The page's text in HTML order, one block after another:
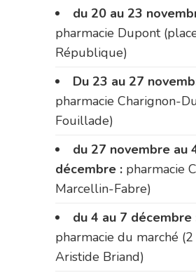
du 20 au 23
pharmacie Dupont
République)
Du 23 au 27
pharmacie Charignon-
Fouillade)
du 27 novembre au
décembre : pharmacie
Marcellin-Fabre)
du 4 au 7 décembre
pharmacie du marché
Aristide Briand)